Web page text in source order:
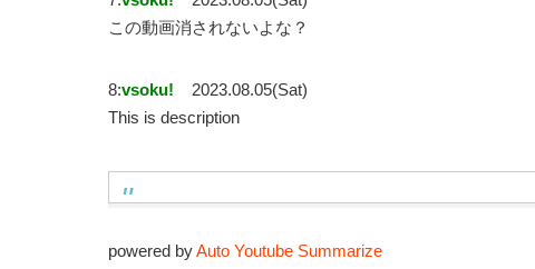
この動画消されないよな？
8:vsoku!
2023.08.05(Sat)
This is description
powered byAuto Youtube Summarize